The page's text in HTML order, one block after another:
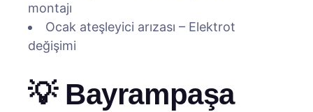
montajı
Ocak ateşleyici arızası – Elektrot
değişimi
💡 Bayrampaşa